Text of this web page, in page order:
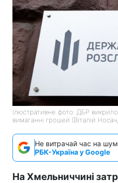
Ілюстративне фото: ДБР
вимаганні грошей (Віталій
Не витрачай час на
РБК-Україна у Google
На Хмельниччині